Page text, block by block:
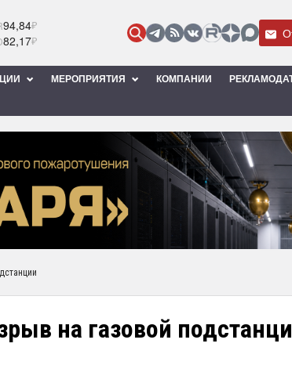
94,84₽
82,17₽
МЕРОПРИЯТИЯ КОМПАНИИ
на газовой